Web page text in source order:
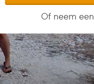
Of neem een